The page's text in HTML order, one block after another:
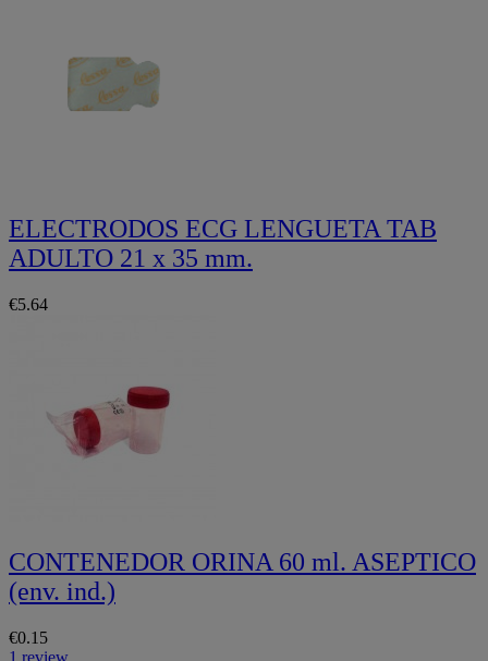
ELECTRODOS ECG LENGUETA TAB
ADULTO 21 x 35 mm.
€5.64
CONTENEDOR ORINA 60 ml. ASEPTICO
(env. ind.)
€0.15
1 review